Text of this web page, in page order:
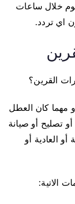
خلال ساعات
القرين؟
مهما كان العطل
تصليح أو صيانة
أو العادية أو
الاتية: